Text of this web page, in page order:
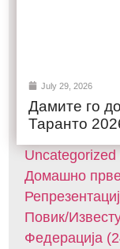
July 29, 2026
Дамите го
Таранто
Uncategorized
Домашнo
Повик/
Федерација